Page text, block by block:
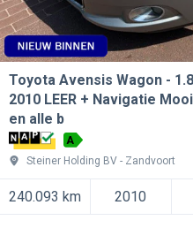
Toyota Avensis Wagon
2010 LEER + Navigatie
en alle b
A
Steiner Holding BV
Zandvoort
240.093 km 2010